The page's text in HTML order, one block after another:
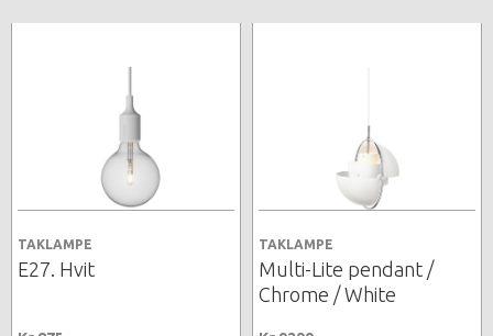
TAKLAMPE
E27. Hvit
TAKLAMPE
Multi-Lite pendant /
Chrome / White